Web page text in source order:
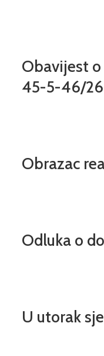
Obavijest
45-5-46/26
Obrazac
Odluka o
U utorak